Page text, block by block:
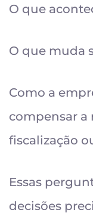
O que
O que muda
Como a
compensar a
fiscalização
Essas
decisões